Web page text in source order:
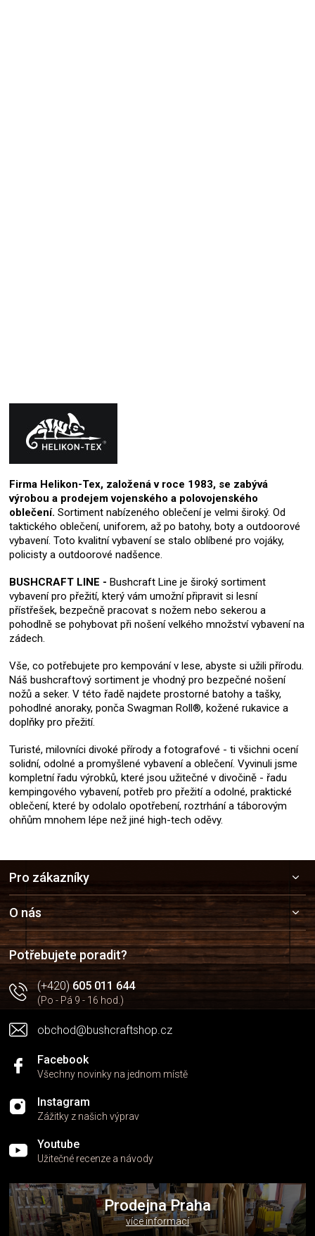
Firma Helikon-Tex, založená v roce 1983, se zabývá
výrobou a prodejem vojenského a polovojenského
oblečení. Sortiment nabízeného oblečení je velmi široký. Od
taktického oblečení, uniforem, až po batohy, boty a outdoorové
vybavení. Toto kvalitní vybavení se stalo oblíbené pro vojáky,
policisty a outdoorové nadšence.
BUSHCRAFT LINE - Bushcraft Line je široký sortiment
vybavení pro přežití, který vám umožní připravit si lesní
přístřešek, bezpečně pracovat s nožem nebo sekerou a
pohodlně se pohybovat při nošení velkého množství vybavení na
zádech.
Vše, co potřebujete pro kempování v lese, abyste si užili přírodu.
Náš bushcraftový sortiment je vhodný pro bezpečné nošení
nožů a seker. V této řadě najdete prostorné batohy a tašky,
pohodlné anoraky, ponča Swagman Roll®, kožené rukavice a
doplňky pro přežití.
Turisté, milovníci divoké přírody a fotografové - ti všichni ocení
solidní, odolné a promyšlené vybavení a oblečení. Vyvinuli jsme
kompletní řadu výrobků, které jsou užitečné v divočině - řadu
kempingového vybavení, potřeb pro přežití a odolné, praktické
oblečení, které by odolalo opotřebení, roztrhání a táborovým
ohňům mnohem lépe než jiné high-tech oděvy.
a
t
í
Pro zákazníky
O nás
Potřebujete poradit?
(+420)605 011 644
(Po - Pá 9 - 16 hod.)
obchod@bushcraftshop.cz
Facebook
Všechny novinky na jednom místě
Instagram
Zážitky z našich výprav
Youtube
Užitečné recenze a návody
Prodejna Praha
více informací